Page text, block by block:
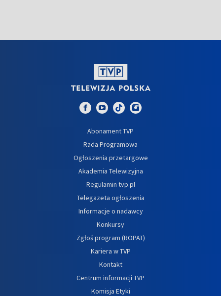
Abonament TVP
Rada Programowa
Ogłoszenia przetargowe
Akademia Telewizyjna
Regulamin tvp.pl
Telegazeta ogłoszenia
Informacje o nadawcy
Konkursy
Zgłoś program (ROPAT)
Kariera w TVP
Kontakt
Centrum informacji TVP
Komisja Etyki